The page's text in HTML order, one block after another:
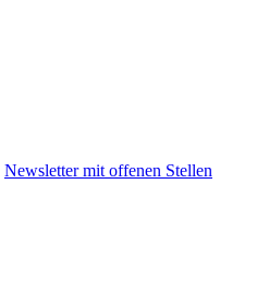
Newsletter mit offenen Stellen